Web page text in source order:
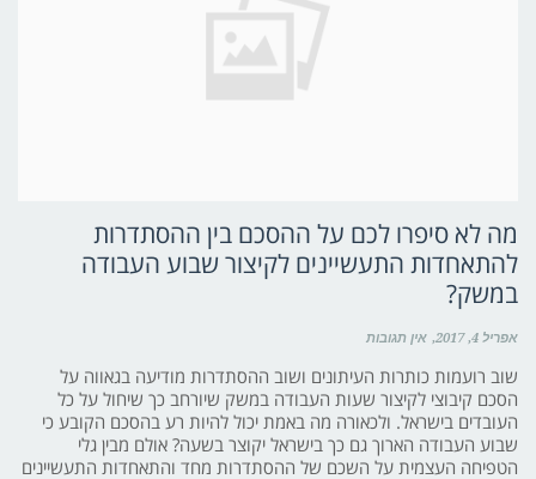
מה לא סיפרו לכם על ההסכם בין ההסתדרות
להתאחדות התעשיינים לקיצור שבוע העבודה
במשק?
אפריל 4, 2017 אין תגובות
שוב רועמות כותרות העיתונים ושוב ההסתדרות מודיעה בגאווה על
הסכם קיבוצי לקיצור שעות העבודה במשק שיורחב כך שיחול על כל
העובדים בישראל. ולכאורה מה באמת יכול להיות רע בהסכם הקובע כי
שבוע העבודה הארוך גם כך בישראל יקוצר בשעה? אולם מבין גלי
הטפיחה העצמית על השכם של ההסתדרות מחד והתאחדות התעשיינים